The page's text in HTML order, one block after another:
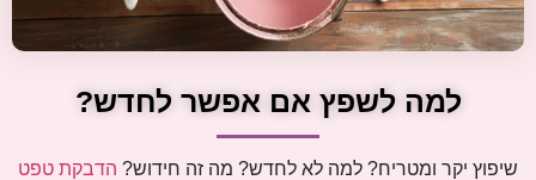
למה לשפץ אם אפשר לחדש?
שיפוץ יקר ומטריח? למה לא לחדש? מה זה חידוש? הדבקת טפט